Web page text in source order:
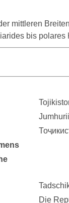
mittleren
bis
Die